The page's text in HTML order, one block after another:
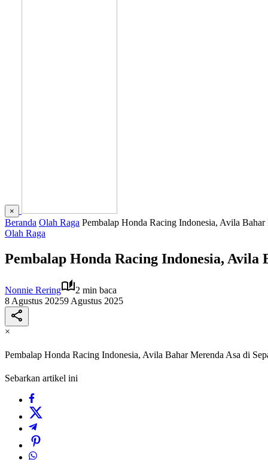
×
Beranda Olah Raga Pembalap Honda Racing Indonesia, Avila Bahar
Olah Raga
Pembalap Honda Racing Indonesia, Avila
Nonnie Rering
2 min baca
8 Agustus 20259 Agustus 2025
×
Pembalap Honda Racing Indonesia, Avila Bahar Merenda Asa di
Sebarkan artikel ini